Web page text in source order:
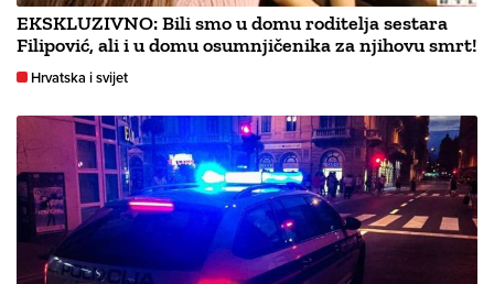
EKSKLUZIVNO: Bili smo u domu roditelja sestara
Filipović, ali i u domu osumnjičenika za njihovu smrt!
Hrvatska i svijet